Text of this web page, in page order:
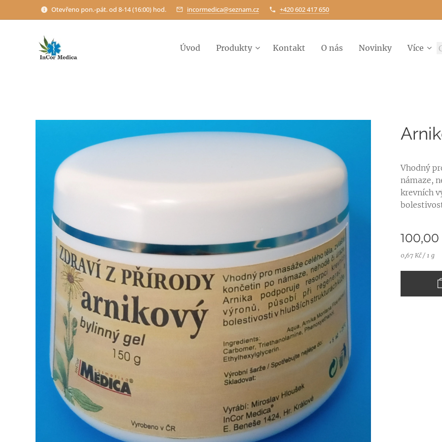
Otevřeno pon.-pát. od 8-14 (16:00) hod. incormedica@seznam.cz +420 602 417 650
Úvod Produkty Kontakt O nás Novinky Více
Vhodný
námaze,
krevních
100,00
0,67 Kč / 1 g